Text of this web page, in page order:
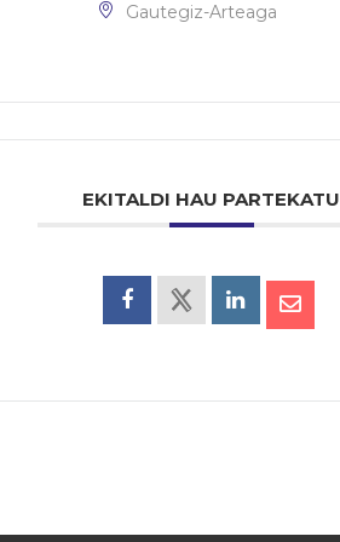
Gautegiz-Arteaga
EKITALDI HAU PARTEKATU